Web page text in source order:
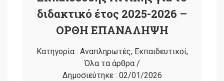
διδακτικό έτος 2025-2026 –
ΟΡΘΗ ΕΠΑΝΑΛΗΨΗ
Κατηγορία : Αναπληρωτές, Εκπαιδευτικοί,
Όλα τα άρθρα/
Δημοσιεύτηκε : 02/01/2026